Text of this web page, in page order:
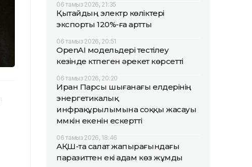
06 тамыз 2026, 21:35
Қытайдың электр көліктері
экспорты 120%-ға артты
06 тамыз 2026, 20:51
OpenAI модельдері тестілеу
кезінде күтпеген әрекет көрсетті
06 тамыз 2026, 20:20
Иран Парсы шығанағы елдерінің
энергетикалық
инфрақұрылымына соққы жасауы
мүмкін екенін ескертті
06 тамыз 2026, 18:46
АҚШ-та салат жапырағындағы
паразиттен екі адам көз жұмды